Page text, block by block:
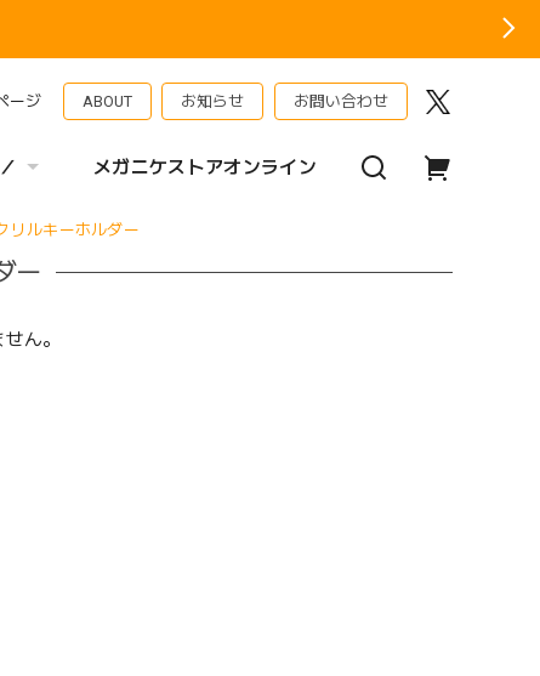
ージ ABOUT お知らせ お問い合わせ
メガニケストアオンライン
リルキーホルダー
ー
ん。